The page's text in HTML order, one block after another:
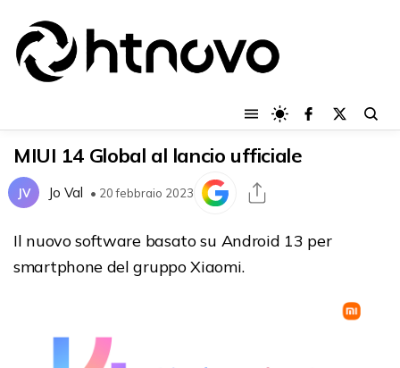
MIUI 14 Global al lancio ufficiale
JV Jo Val • 20 febbraio 2023
Il nuovo software basato su Android 13 per
smartphone del gruppo Xiaomi.